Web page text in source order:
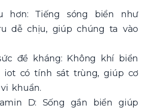
hơn: Tiếng sóng biển như
dễ chịu, giúp chúng ta vào
đề kháng: Không khí biển
iot có tính sát trùng, giúp cơ
khuẩn.
D: Sống gần biển giúp